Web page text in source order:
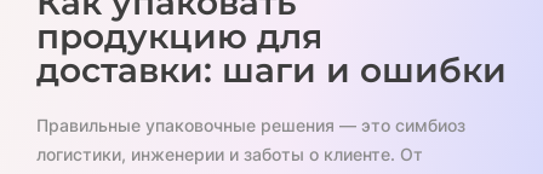
продукцию для
доставки: шаги и ошибки
Правильные упаковочные решения — это симбиоз
логистики, инженерии и заботы о клиенте. От